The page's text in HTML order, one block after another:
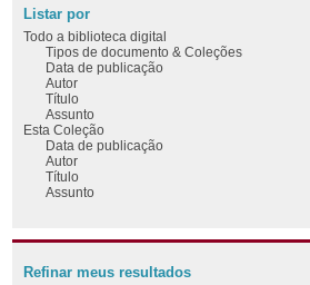
Listar por
Todo a biblioteca digital
Tipos de documento & Coleções
Data de publicação
Autor
Título
Assunto
Esta Coleção
Data de publicação
Autor
Título
Assunto
Refinar meus resultados